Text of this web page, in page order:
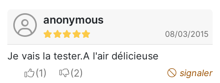
anonymous
08/03/2015
Je vais la tester.A l'air délicieuse
I apreciateI do not appreciate signaler